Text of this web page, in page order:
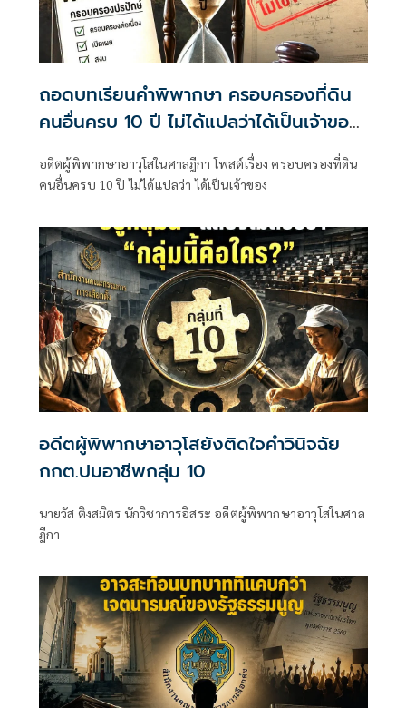
ถอดบทเรียนคำพิพากษา ครอบครองที่ดิน
คนอื่นครบ 10 ปี ไม่ได้แปลว่าได้เป็นเจ้าของ
อดีตผู้พิพากษาอาวุโสในศาลฎีกา โพสต์เรื่อง ครอบครองที่ดิน
คนอื่นครบ 10 ปี ไม่ได้แปลว่า ได้เป็นเจ้าของ
อดีตผู้พิพากษาอาวุโสยังติดใจคำวินิจฉัย
กกต.ปมอาชีพกลุ่ม 10
นายวัส ติงสมิตร นักวิชาการอิสระ อดีตผู้พิพากษาอาวุโสในศาล
ฎีกา